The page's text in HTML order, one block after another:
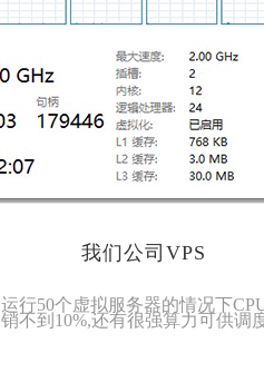
我们公司VPS
运行50个虚拟服务器的情况下
销不到10%,还有很强算力可供调度